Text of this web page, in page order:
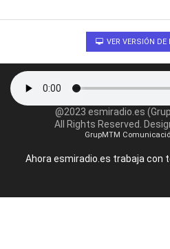
VER VERSIÓN DE
@2023 esmiradio.es
All Rights Reserved.
GrupMTM
Ahora esmiradio.es trabaja con